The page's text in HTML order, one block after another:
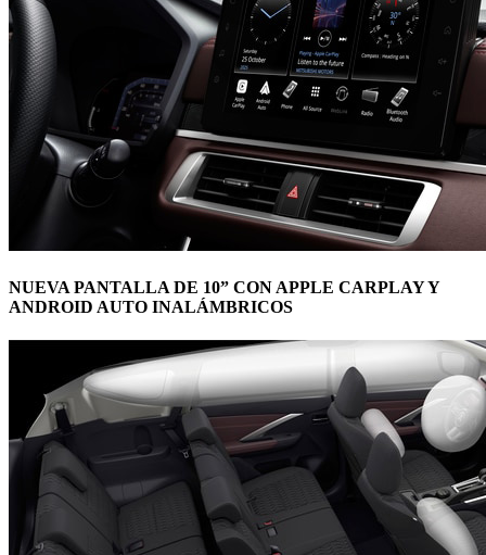
NUEVA PANTALLA DE 10” CON APPLE CARPLAY Y
ANDROID AUTO INALÁMBRICOS